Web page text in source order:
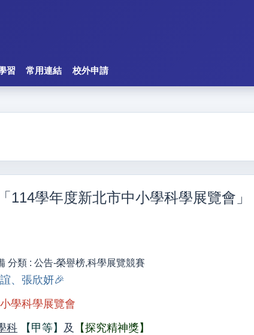
習 常用連結 校外申請
114學年度新北市中小學科學展覽會
分類 :公告-榮譽榜,科學展覽競賽
、張欣妍🎉
學科學展覽會
科 【甲等】 及
【探究精神獎】